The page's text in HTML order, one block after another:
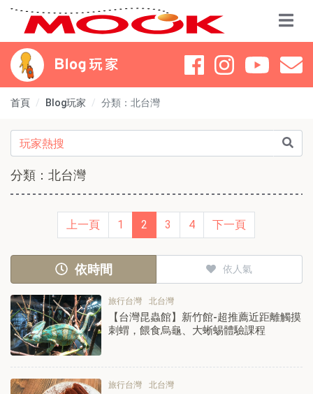
首頁 Blog玩家 分類：北台灣
分類：北台灣
上一頁 1 2 3 4 下一頁
依時間 依人氣
旅行台灣 北台灣
【台灣昆蟲館】新竹館-超推薦近距離觸摸
刺蝟，餵食烏龜、大蜥蜴體驗課程
旅行台灣 北台灣